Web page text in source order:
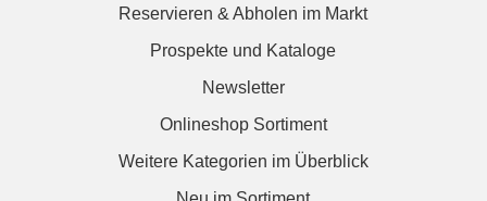
Reservieren & Abholen im Markt
Prospekte und Kataloge
Newsletter
Onlineshop Sortiment
Weitere Kategorien im Überblick